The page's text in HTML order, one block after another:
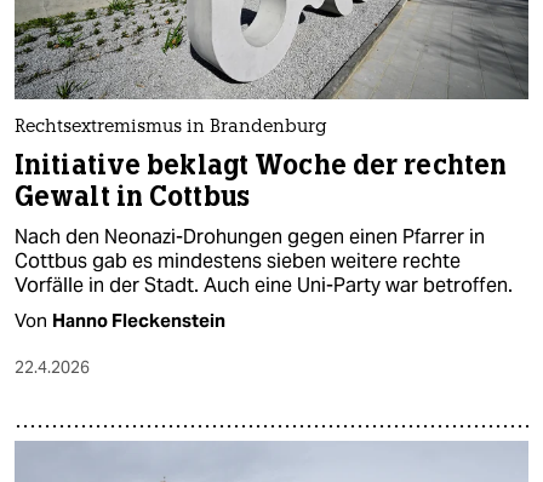
Rechtsextremismus in Brandenburg
Initiative beklagt Woche der rechten
Gewalt in Cottbus
Nach den Neonazi-Drohungen gegen einen Pfarrer in
Cottbus gab es mindestens sieben weitere rechte
Vorfälle in der Stadt. Auch eine Uni-Party war betroffen.
Von Hanno Fleckenstein
22.4.2026